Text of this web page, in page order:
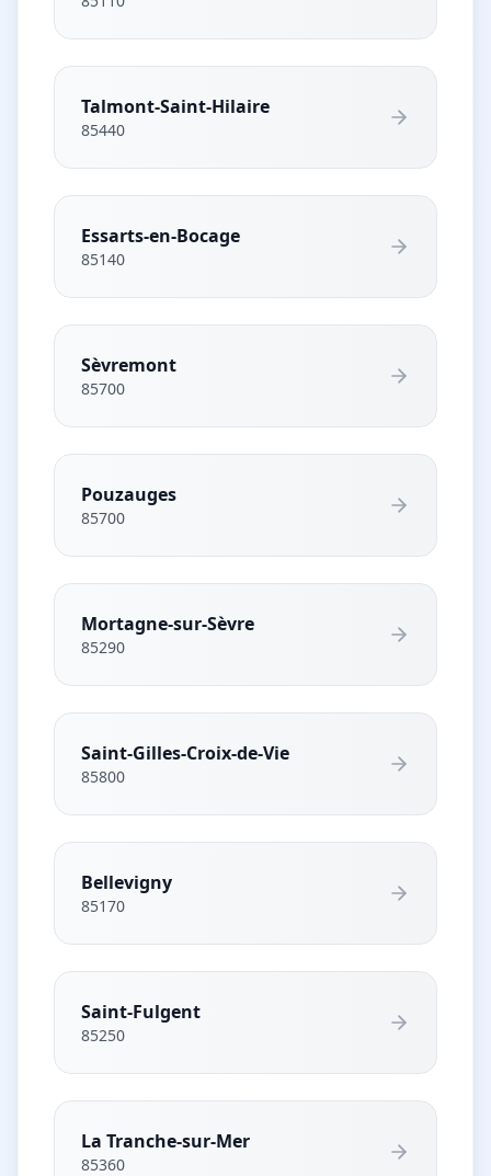
Talmont-Saint-Hilaire
85440
Essarts-en-Bocage
85140
Sèvremont
85700
Pouzauges
85700
Mortagne-sur-Sèvre
85290
Saint-Gilles-Croix-de-Vie
85800
Bellevigny
85170
Saint-Fulgent
85250
La Tranche-sur-Mer
85360